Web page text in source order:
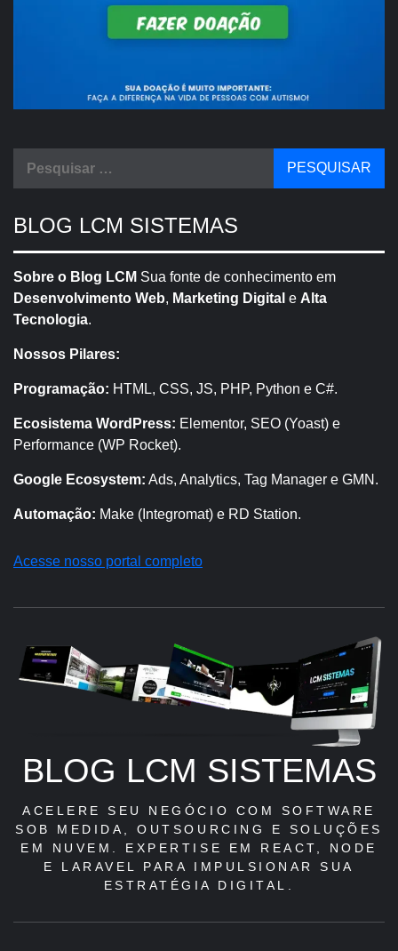
BLOG LCM SISTEMAS
Sobre o Blog LCM Sua fonte de conhecimento em
Desenvolvimento Web, Marketing Digital e Alta
Tecnologia.
Nossos Pilares:
Programação: HTML, CSS, JS, PHP, Python e C#.
Ecosistema WordPress: Elementor, SEO (Yoast) e
Performance (WP Rocket).
Google Ecosystem: Ads, Analytics, Tag Manager e GMN.
Automação: Make (Integromat) e RD Station.
Acesse nosso portal completo
BLOG LCM SISTEMAS
ACELERE SEU NEGÓCIO COM SOFTWARE
SOB MEDIDA, OUTSOURCING E SOLUÇÕES
EM NUVEM. EXPERTISE EM REACT, NODE
E LARAVEL PARA IMPULSIONAR SUA
ESTRATÉGIA DIGITAL.